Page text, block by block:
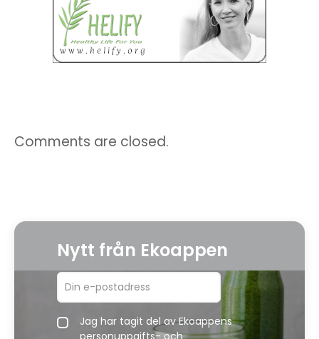
Comments are closed.
Nytt från Ekoappen
Jag har tagit del av Ekoappens
personuppgifts- och